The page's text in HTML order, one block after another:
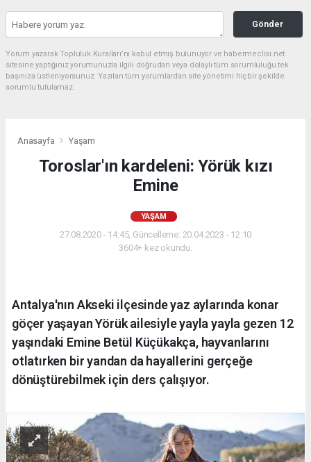
Gönder
Yorum yazarak Topluluk Kuralları’nı kabul etmiş bulunuyor ve habermeclisi.net
sitesine yaptığınız yorumunuzla ilgili doğrudan veya dolaylı tüm sorumluluğu tek
başınıza üstleniyorsunuz. Yazılan tüm yorumlardan site yönetimi hiçbir şekilde
sorumlu tutulamaz.
Anasayfa Yaşam
Toroslar'ın kardeleni: Yörük kızı
Emine
YAŞAM
27.08.2020 - 14:45, Güncelleme: 20.04.2023 - 12:10
3604+ kez okundu.
Antalya'nın Akseki ilçesinde yaz aylarında konar
göçer yaşayan Yörük ailesiyle yayla yayla gezen 12
yaşındaki Emine Betül Küçükakça, hayvanlarını
otlatırken bir yandan da hayallerini gerçeğe
dönüştürebilmek için ders çalışıyor.